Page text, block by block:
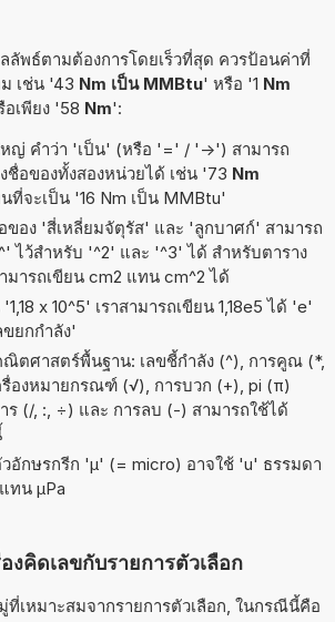
ลัพธ์ตามต้องการโดยเร็วที่สุด ควรป้อนค่าที่
เช่น '43 Nm เป็น MMBtu' หรือ '1 Nm
เพียง '58 Nm':
ญ่ คำว่า 'เป็น' (หรือ '=' / '->') สามารถ
ชื่อของทั้งสองหน่วยได้ เช่น '73 Nm
ที่จะเป็น '16 Nm เป็น MMBtu'
ของ 'สี่เหลี่ยมจัตุรัส' และ 'ลูกบาศก์' สามารถ
ไว้สำหรับ '^2' และ '^3' ได้ สำหรับตาราง
มารถเขียน cm2 แทน cm^2 ได้
x 10^5' เราสามารถเขียน 1,18e5 ได้ 'e'
ยกกำลัง'
ตศาสตร์พื้นฐาน: เลขชี้กำลัง (^), การคูณ (*,
รื่องหมายกรณฑ์ (√), การบวก (+), pi (π)
ร (/, :, ÷) และ การลบ (-) สามารถใช้ได้
อักษรกรีก 'µ' (= micro) อาจใช้ 'u' ธรรมดา
ทน µPa
งคิดเลขกับรายการตัวเลือก
ที่เหมาะสมจากรายการตัวเลือก, ในกรณีนี้คือ